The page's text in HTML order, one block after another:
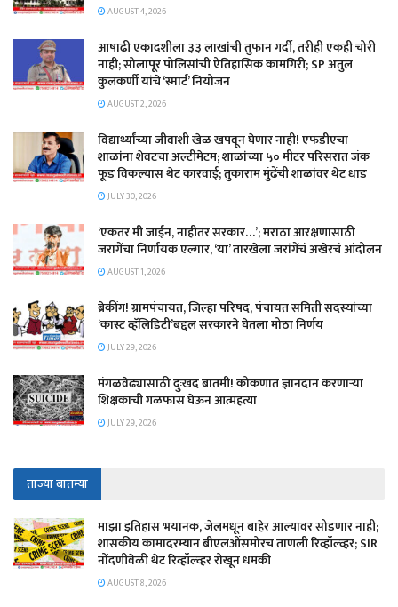
AUGUST 4, 2026
आषाढी एकादशीला ३३ लाखांची तुफान गर्दी, तरीही एकही चोरी
नाही; सोलापूर पोलिसांची ऐतिहासिक कामगिरी; SP अतुल
कुलकर्णी यांचे ‘स्मार्ट’ नियोजन
AUGUST 2, 2026
विद्यार्थ्यांच्या जीवाशी खेळ खपवून घेणार नाही! एफडीएचा
शाळांना शेवटचा अल्टीमेटम; शाळांच्या ५० मीटर परिसरात जंक
फूड विकल्यास थेट कारवाई; तुकाराम मुंढेंची शाळांवर थेट धाड
JULY 30, 2026
‘एकतर मी जाईन, नाहीतर सरकार…’; मराठा आरक्षणासाठी
जरागेंचा निर्णायक एल्गार, ‘या’ तारखेला जरांगेंचं अखेरचं आंदोलन
AUGUST 1, 2026
ब्रेकींग! ग्रामपंचायत, जिल्हा परिषद, पंचायत समिती सदस्यांच्या
‘कास्ट व्हॅलिडिटी’बद्दल सरकारने घेतला मोठा निर्णय
JULY 29, 2026
मंगळवेढ्यासाठी दुःखद बातमी! कोकणात ज्ञानदान करणाऱ्या
शिक्षकाची गळफास घेऊन आत्महत्या
JULY 29, 2026
ताज्या बातम्या
माझा इतिहास भयानक, जेलमधून बाहेर आल्यावर सोडणार नाही;
शासकीय कामादरम्यान बीएलओंसमोरच ताणली रिव्हॉल्व्हर; SIR
नोंदणीवेळी थेट रिव्हॉल्व्हर रोखून धमकी
AUGUST 8, 2026